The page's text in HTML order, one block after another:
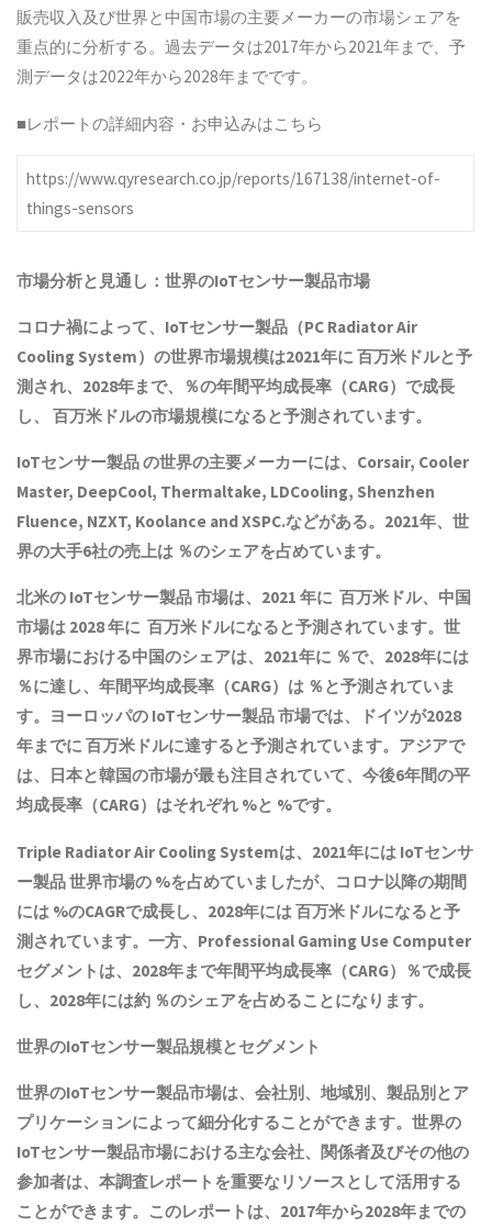
販売収入及び世界と中国市場の主要メーカーの市場シェアを
重点的に分析する。過去データは2017年から2021年まで、予
測データは2022年から2028年までです。
■レポートの詳細内容・お申込みはこちら
https://www.qyresearch.co.jp/reports/167138/internet-of-
things-sensors
市場分析と見通し：世界のIoTセンサー製品市場
コロナ禍によって、 IoTセンサー製品 （PC Radiator Air
Cooling System）の世界市場規模は2021年に 百万米ドルと予
測され、2028年まで、％の年間平均成長率（CARG）で成長
し、 百万米ドルの市場規模になると予測されています。
IoTセンサー製品の世界の主要メーカーには、Corsair, Cooler
Master, DeepCool, Thermaltake, LDCooling, Shenzhen
Fluence, NZXT, Koolance and XSPC.などがある。2021年、世
界の大手6社の売上は ％のシェアを占めています。
北米の IoTセンサー製品市場は、2021 年に 百万米ドル、中国
市場は 2028 年に 百万米ドルになると予測されています。世
界市場における中国のシェアは、2021年に ％で、2028年には
％に達し、年間平均成長率（CARG）は ％と予測されていま
す。ヨーロッパの IoTセンサー製品市場では、ドイツが2028
年までに 百万米ドルに達すると予測されています。アジアで
は、日本と韓国の市場が最も注目されていて、今後6年間の平
均成長率（CARG）はそれぞれ %と %です。
Triple Radiator Air Cooling Systemは、2021年には IoTセンサ
ー製品世界市場の %を占めていましたが、コロナ以降の期間
には %のCAGRで成長し、2028年には 百万米ドルになると予
測されています。一方、Professional Gaming Use Computer
セグメントは、2028年まで年間平均成長率（CARG）％で成長
し、2028年には約 ％のシェアを占めることになります。
世界のIoTセンサー製品規模とセグメント
世界のIoTセンサー製品市場は、会社別、地域別、製品別とア
プリケーションによって細分化することができます。世界の
IoTセンサー製品市場における主な会社、関係者及びその他の
参加者は、本調査レポートを重要なリソースとして活用する
ことができます。このレポートは、2017年から2028年までの